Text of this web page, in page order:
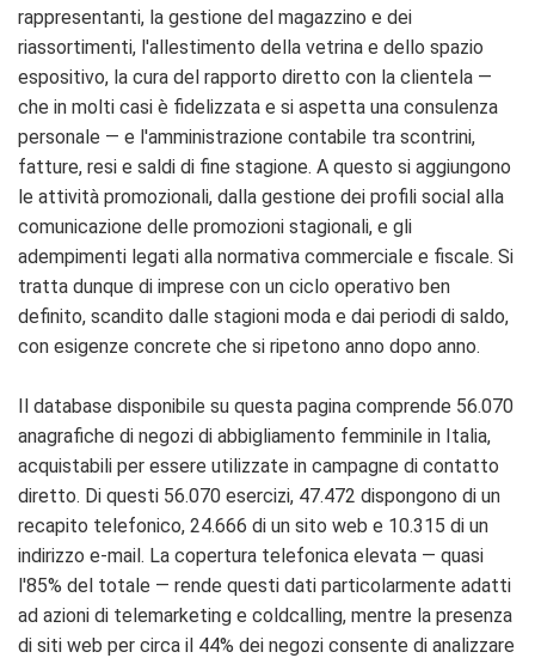
rappresentanti, la gestione del magazzino e dei
riassortimenti, l'allestimento della vetrina e dello spazio
espositivo, la cura del rapporto diretto con la clientela —
che in molti casi è fidelizzata e si aspetta una consulenza
personale — e l'amministrazione contabile tra scontrini,
fatture, resi e saldi di fine stagione. A questo si aggiungono
le attività promozionali, dalla gestione dei profili social alla
comunicazione delle promozioni stagionali, e gli
adempimenti legati alla normativa commerciale e fiscale. Si
tratta dunque di imprese con un ciclo operativo ben
definito, scandito dalle stagioni moda e dai periodi di saldo,
con esigenze concrete che si ripetono anno dopo anno.
Il database disponibile su questa pagina comprende 56.070
anagrafiche di negozi di abbigliamento femminile in Italia,
acquistabili per essere utilizzate in campagne di contatto
diretto. Di questi 56.070 esercizi, 47.472 dispongono di un
recapito telefonico, 24.666 di un sito web e 10.315 di un
indirizzo e-mail. La copertura telefonica elevata — quasi
l'85% del totale — rende questi dati particolarmente adatti
ad azioni di telemarketing e coldcalling, mentre la presenza
di siti web per circa il 44% dei negozi consente di analizzare